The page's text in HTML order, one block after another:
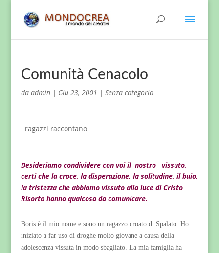
Comunità Cenacolo
da admin| Giu 23, 2001 | Senza categoria
I ragazzi raccontano
Desideriamo condividere con voi il nostro
vissuto,
certi che la croce, la disperazione, la solitudine, il buio,
la tristezza che abbiamo vissuto alla luce di Cristo
Risorto hanno qualcosa da comunicare.
Boris è il mio nome e sono un ragazzo croato di Spalato. Ho
iniziato a far uso di droghe molto giovane a causa della
adolescenza vissuta in modo sbagliato. La mia famiglia ha